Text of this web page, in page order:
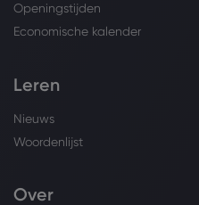
Openingstijden
Economische kalender
Leren
Nieuws
Woordenlijst
Over